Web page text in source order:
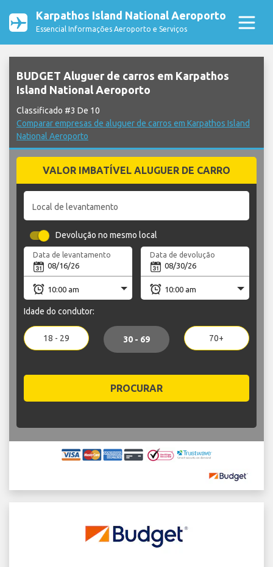
Karpathos Island National Aeroporto
Essencial Informações Aeroporto e Serviços
BUDGET Aluguer de carros em Karpathos
Island National Aeroporto
Classificado #3 De 10
Comparar empresas de aluguer de carros em Karpathos Island
National Aeroporto
VALOR IMBATÍVEL ALUGUER DE CARRO
Local de levantamento
Devolução no mesmo local
Data de levantamento Data de devolução
Idade do condutor:
18 - 29 30 - 69 70+
PROCURAR